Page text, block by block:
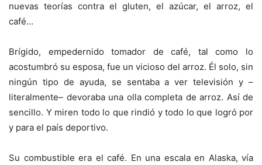
nuevas teorías contra el gluten, el azúcar, el arroz, el
café…
Brígido, empedernido tomador de café, tal como lo
acostumbró su esposa, fue un vicioso del arroz. Él solo, sin
ningún tipo de ayuda, se sentaba a ver televisión y –
literalmente– devoraba una olla completa de arroz. Así de
sencillo. Y miren todo lo que rindió y todo lo que logró por
y para el país deportivo.
Su combustible era el café. En una escala en Alaska, vía